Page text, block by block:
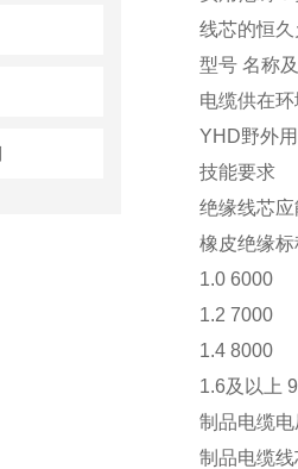
线芯的恒
型号 名称
电缆供在
YHD野外
技能要求
绝缘线芯
橡皮绝缘
1.0 6000
1.2 7000
1.4 8000
1.6及以上
制品电缆
制品电缆